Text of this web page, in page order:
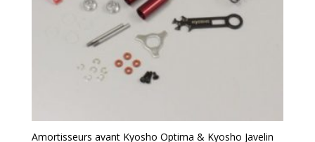
Amortisseurs avant Kyosho Optima & Kyosho Javelin